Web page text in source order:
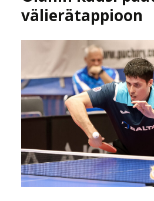
välierätappioon